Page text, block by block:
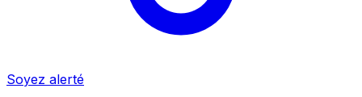
Soyez alerté